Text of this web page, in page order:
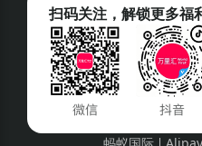
2.1 推广期内，推荐人将通过万
请链接（以下简称“邀请链接”
合作伙伴，邀请他们作为“被推
称“推广活动”）。
2.2 被推荐人需点击邀请链接，
册，并开设万里汇海外账户。
扫码关注，解锁更多福
蚂蚁国际